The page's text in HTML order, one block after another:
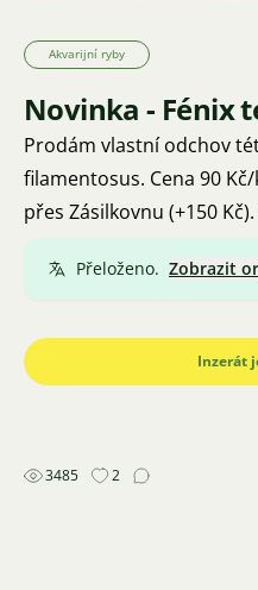
Akvarijní ryby
Novinka - Fénix
Prodám vlastní odchov
filamentosus. Cena 90
přes Zásilkovnu (+150
Přeloženo. Zobrazit
Inzerát
3485 2